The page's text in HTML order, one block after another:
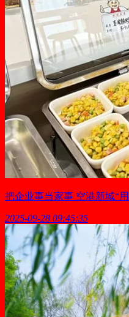
把企业事当家事 空港新城“
2025-09-28 09:45:35